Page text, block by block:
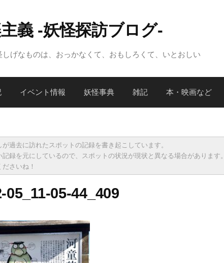
義 -妖怪探訪ブログ-
げなものは、おっかなくて、おもしろくて、いとおしい
イベント情報 妖怪事典 雑記 本・映画など
過去に訪れたスポットの記録を書き起こしています。
録を元にしているので、スポットの状況が現状と異なる場合があります。
さいね！
05_11-05-44_409